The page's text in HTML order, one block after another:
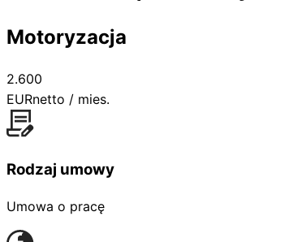
Motoryzacja
2.600
EURnetto / mies.
Rodzaj umowy
Umowa o pracę